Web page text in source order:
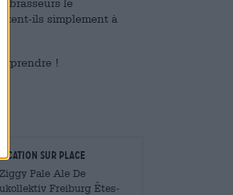
ils simplement à
!
sur place
Pale Ale De
Freiburg Êtes-